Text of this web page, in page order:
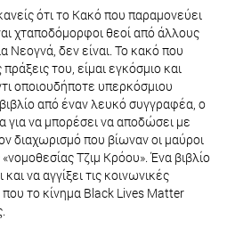
ότι το Κακό που παραμονεύει
χταποδόμορφοι θεοί από άλλους
Νεογνά, δεν είναι. Το κακό που
του, είμαι εγκόσμιο και
οποιουδήποτε υπερκόσμιου
από έναν λευκό συγγραφέα, ο
για να μπορέσει να αποδώσει με
διαχωρισμό που βίωναν οι μαύροι
Τζιμ Κρόου». Ένα βιβλίο
να αγγίξει τις κοινωνικές
που το κίνημα Black Lives Matter